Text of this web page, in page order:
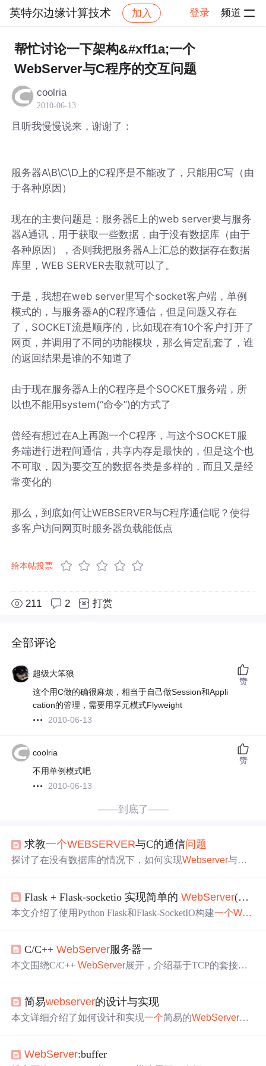
英特尔边缘计算技术 加入 登录 频道
社区 英特尔边缘计算技术 帖子详情
帮忙讨论一下架构&#xff1a;一个
WebServer与C程序的交互问题
coolria
2010-06-13
且听我慢慢说来，谢谢了：
服务器A\B\C\D上的C程序是不能改了，只能用C写（由
于各种原因）
现在的主要问题是：服务器E上的web server要与服务
器A通讯，用于获取一些数据，由于没有数据库（由于
各种原因），否则我把服务器A上汇总的数据存在数据
库里，WEB SERVER去取就可以了。
于是，我想在web server里写个socket客户端，单例
模式的，与服务器A的C程序通信，但是问题又存在
了，SOCKET流是顺序的，比如现在有10个客户打开了
网页，并调用了不同的功能模块，那么肯定乱套了，谁
的返回结果是谁的不知道了
由于现在服务器A上的C程序是个SOCKET服务端，所
以也不能用system(“命令”)的方式了
曾经有想过在A上再跑一个C程序，与这个SOCKET服
务端进行进程间通信，共享内存是最快的，但是这个也
不可取，因为要交互的数据各类是多样的，而且又是经
常变化的
那么，到底如何让WEBSERVER与C程序通信呢？使得
多客户访问网页时服务器负载能低点
给本帖投票
211 2 打赏
全部评论
超级大笨狼
这个用C做的确很麻烦，相当于自己做Session和Appli
cation的管理，需要用享元模式Flyweight
2010-06-13
赞
coolria
不用单例模式吧
2010-06-13
赞
——到底了——
求教一个WEBSERVER与C的通信问题
探讨了在没有数据库的情况下，如何实现Webserver与服
端、进程间通信等，但都遇到了实际困难。
Flask + Flask-socketio 实现简单的WebServer(可与C++
本文介绍了使用Python Flask和Flask-SocketIO构建一个Web
时 交互。详细探讨了C++与Python间通信、Flask基础、Web
Socket以及文件上传等功能的实现。
C/C++WebServer服务器一
本文围绕C/C++WebServer展开，介绍基于TCP的套接字
连接，子线程负责通信。还提及非阻塞I/O、IO多路复用，
为提高效率常采用多线程+IO多路复用方法，并给出多线
简易webserver的设计与实现
本文详细介绍了如何设计和实现一个简易的WebServer，
并返回文件。通过状态机解析HTTP请求，使用线程池并行
WebServer:buffer